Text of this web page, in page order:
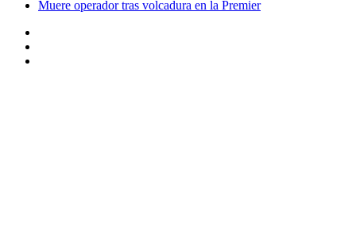
Muere operador tras volcadura en la Premier